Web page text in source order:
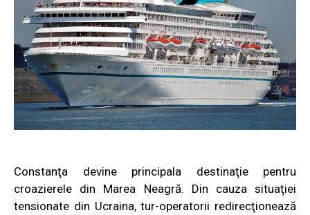
Constanţa devine principala destinaţie pentru
croazierele din Marea Neagră. Din cauza situaţiei
tensionate din Ucraina, tur-operatorii redirecţionează